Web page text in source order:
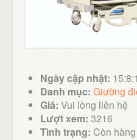
Ngày cập nhật:
Danh mục: Giường
Giá: Vui lòng liên hệ
Lượt xem: 3216
Tình trạng: Còn hàng